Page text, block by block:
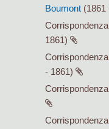
Boumont (1861
Corrispondenza
1861)
Corrispondenza
- 1861)
Corrispondenza
Corrispondenza